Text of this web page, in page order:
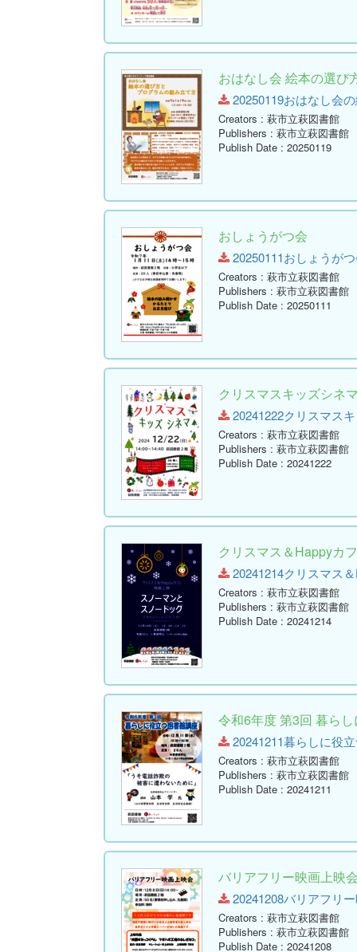
おはなし会 絵本の選び
20250119おはなし会
Creators : 萩市立萩図書館
Publishers : 萩市立萩図書館
Publish Date : 20250119
おしょうがつ会
20250111おしょうが
Creators : 萩市立萩図書館
Publishers : 萩市立萩図書館
Publish Date : 20250111
クリスマスキッズシネ
20241222クリスマス
Creators : 萩市立萩図書館
Publishers : 萩市立萩図書館
Publish Date : 20241222
クリスマス＆Happyカ
20241214クリスマス
Creators : 萩市立萩図書館
Publishers : 萩市立萩図書館
Publish Date : 20241214
令和6年度 第3回 暮ら
20241211暮らしに役
Creators : 萩市立萩図書館
Publishers : 萩市立萩図書館
Publish Date : 20241211
バリアフリー映画上映
20241208バリアフリ
Creators : 萩市立萩図書館
Publishers : 萩市立萩図書館
Publish Date : 20241208